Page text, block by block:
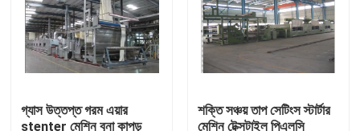
উদ্ধৃতির জন্য আবেদন
স্টার্টার সমাপ্তি মেশিন
তাপ সেটিং স্টার্টার
গ্যাস উত্তপ্ত গরম এয়ার
stenter মেশিন বুনা কাপড়
শক্তি সঞ্চয় তাপ সেটিংস স্টার্টার
মেশিন টেক্সটাইল পিএলসি